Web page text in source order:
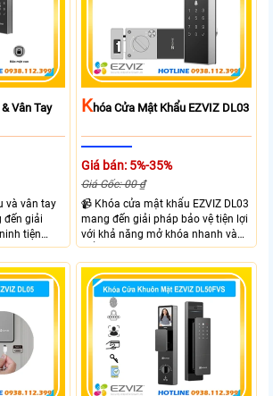
Vân Tay
và vân tay
đến giải
tiện
hình
thiết kế gọn
DL03
dễ sử
và văn
ra vào linh
KHóa Cửa Mật Khẩu EZVIZ DL03
Giá bán: 5%-35%
Giá Gốc: 00 ₫
📹 Khóa cửa mật khẩu EZVIZ DL03
mang đến giải pháp bảo vệ tiện lợi
với khả năng mở khóa nhanh và
kiểm soát linh hoạt. Khóa cửa cửa
EZVIZ kết nối trực tiếp với điện
thoại qua APP EZVIZ hỗ trợ theo
dõi và điều khiển khóa cửa từ xa
phù hợp cho nhà ở căn hộ hoặc
văn phòng hiện đại.